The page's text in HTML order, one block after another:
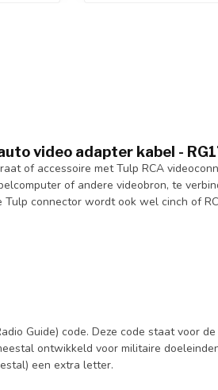
video adapter kabel -
of accessoire met Tulp RCA
of andere videobron, te
connector wordt ook wel cinch of
Guide) code. Deze code staat voor
ontwikkeld voor militaire
een extra letter.